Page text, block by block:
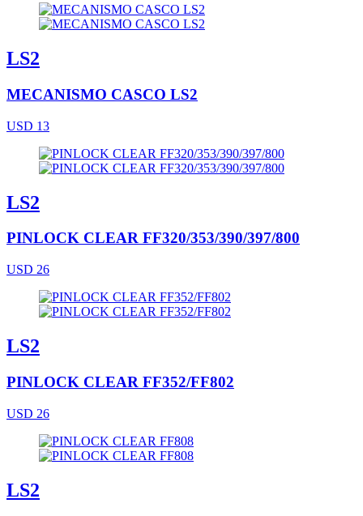
LS2
MECANISMO CASCO LS2
USD 13
LS2
PINLOCK CLEAR FF320/353/390/397/800
USD 26
LS2
PINLOCK CLEAR FF352/FF802
USD 26
LS2